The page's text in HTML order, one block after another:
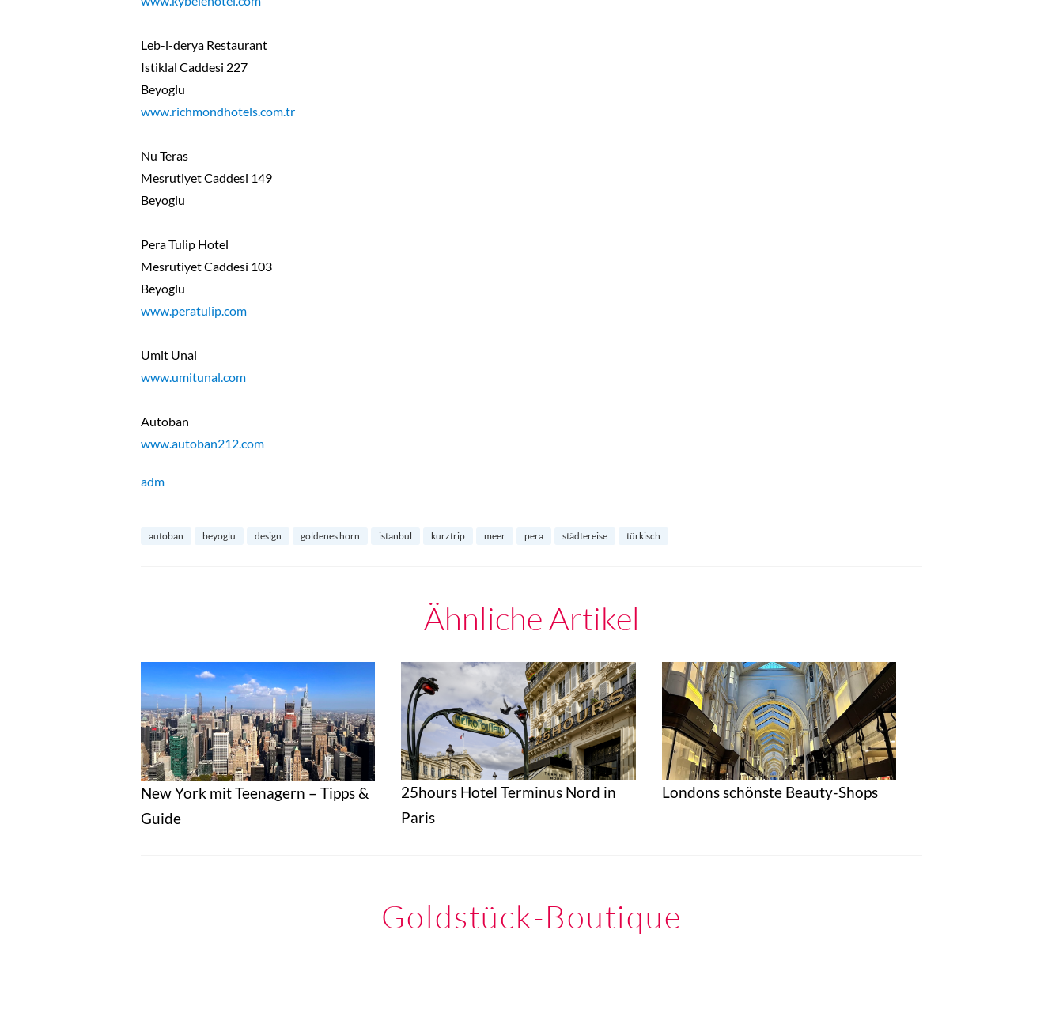
Leb-i-derya Restaurant
Istiklal Caddesi 227
Beyoglu
www.richmondhotels.com.tr
Nu Teras
Mesrutiyet Caddesi 149
Beyoglu
Pera Tulip Hotel
Mesrutiyet Caddesi 103
Beyoglu
www.peratulip.com
Umit Unal
www.umitunal.com
Autoban
www.autoban212.com
adm
autoban beyoglu design goldenes horn istanbul kurztrip meer pera städtereise türkisch
Ähnliche Artikel
New York mit Teenagern – Tipps &
Guide
25hours Hotel Terminus Nord in
Paris
Londons schönste Beauty-Shops
Goldstück-Boutique